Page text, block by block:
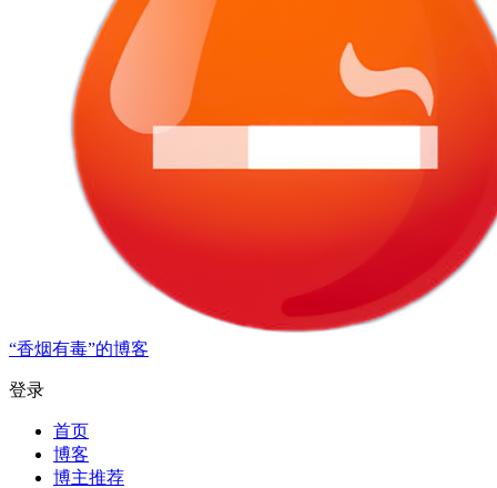
“香烟有毒”的博客
登录
首页
博客
博主推荐